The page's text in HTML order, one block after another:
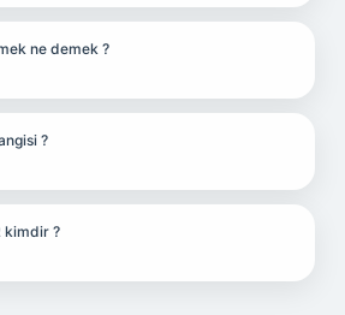
ne demek ?
?
kimdir ?